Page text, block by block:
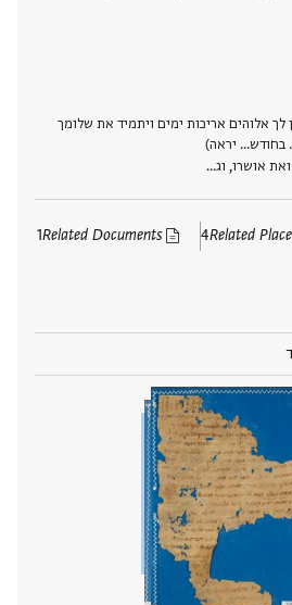
לך אלוהים אריכות ימים ויתמיד את שלומך
בחודש… יראה)
אושרו, וג‮…
Related
4
Related Documents
1